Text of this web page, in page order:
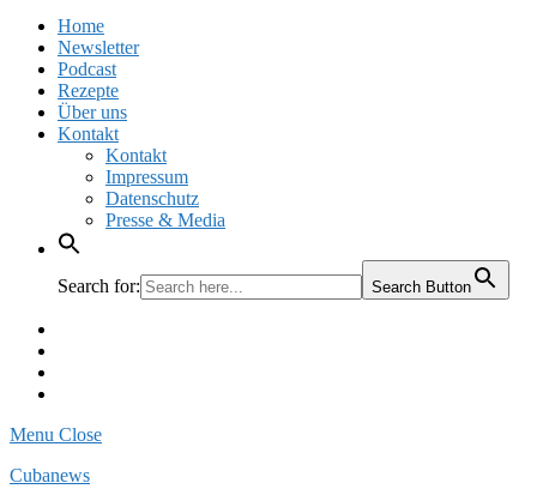
Home
Newsletter
Podcast
Rezepte
Über uns
Kontakt
Kontakt
Impressum
Datenschutz
Presse & Media
Search for: Search Button
Menu Close
Cubanews